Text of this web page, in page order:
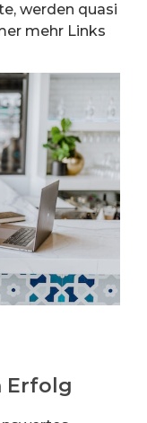
werden quasi
mehr Links
Erfolg